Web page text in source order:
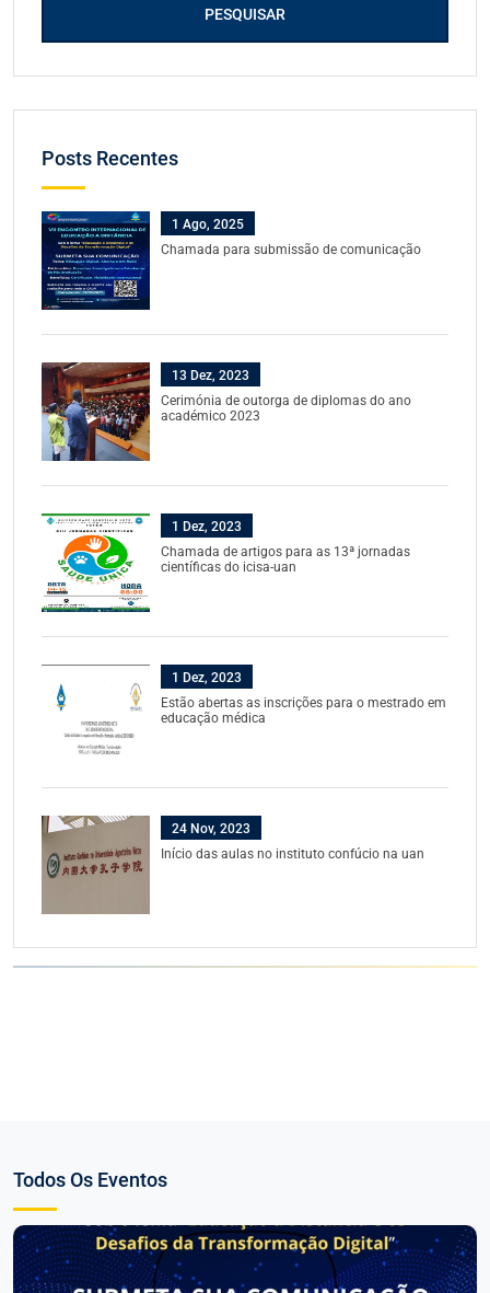
PESQUISAR
Posts Recentes
1 Ago, 2025
Chamada para submissão de comunicação
13 Dez, 2023
Cerimónia de outorga de diplomas do ano
académico 2023
1 Dez, 2023
Chamada de artigos para as 13ª jornadas
científicas do icisa-uan
1 Dez, 2023
Estão abertas as inscrições para o mestrado em
educação médica
24 Nov, 2023
Início das aulas no instituto confúcio na uan
Todos Os Eventos